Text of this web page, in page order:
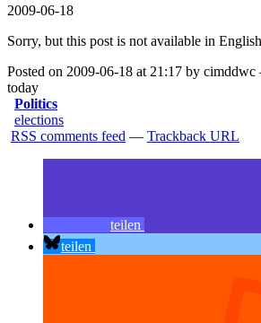
2009-06-18
Sorry, but this post is not available in English
Posted on 2009-06-18 at 21:17 by
today
Politics
elections
RSS comments feed — Trackback URL
teilen
teilen